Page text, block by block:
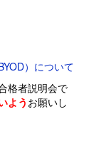
）について
格者説明会で
よう お願いし